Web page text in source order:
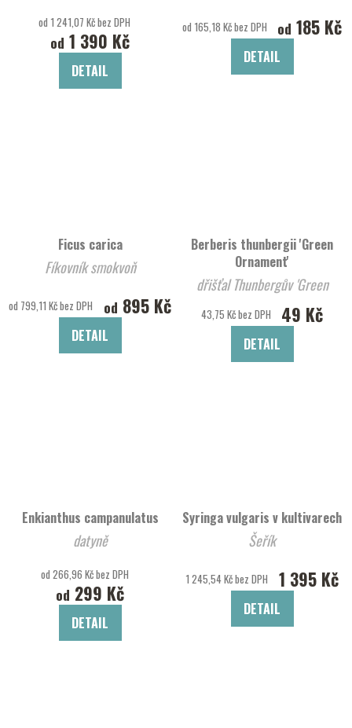
od 1 241,07 Kč bez DPH
od 1 390 Kč
DETAIL
od 165,18 Kč bez DPH od 185 Kč
DETAIL
Ficus carica
Fíkovník smokvoň
od 799,11 Kč bez DPH od 895 Kč
DETAIL
Berberis thunbergii 'Green
Ornament'
dřišťal Thunbergův 'Green
Ornament'
43,75 Kč bez DPH 49 Kč
DETAIL
Enkianthus campanulatus
datyně
od 266,96 Kč bez DPH
od 299 Kč
DETAIL
Syringa vulgaris v kultivarech
Šeřík
1 245,54 Kč bez DPH 1 395 Kč
DETAIL